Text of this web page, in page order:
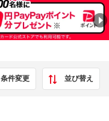
条件変更 並び替え